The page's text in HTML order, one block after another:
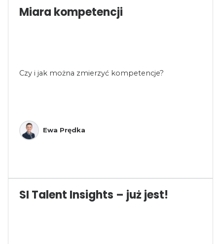
Miara kompetencji
Czy i jak można zmierzyć kompetencje?
Ewa Prędka
SI Talent Insights – już jest!